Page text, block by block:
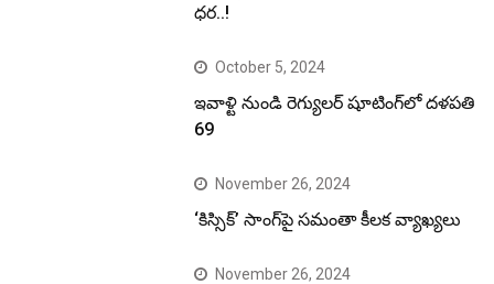
ధర..!
October 5, 2024
ఇవాళ్టి నుండి రెగ్యులర్ షూటింగ్‌లో దళపతి
69
November 26, 2024
‘కిస్సిక్’ సాంగ్‌పై సమంతా కీలక వ్యాఖ్యలు
November 26, 2024